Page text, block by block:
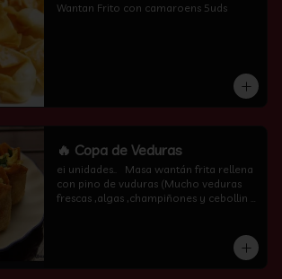
Wantan Frito con camaroens 5uds
🔥 Copa de Veduras
ei unidades..   Masa wantán frita rellena
con pino de vuduras (Mucho veduras
frescas ,algas ,champiñones y cebollin